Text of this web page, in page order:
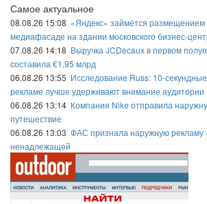
Самое актуальное
08.08.26 15:08 «Яндекс» займётся
медиафасаде на здании московского бизнес-
07.08.26 14:18 Выручка JCDecaux в первом
составила €1,95 млрд
06.08.26 13:55 Исследование Russ: 10-
рекламе лучше удерживают внимание аудитории
06.08.26 13:14 Компания Nike отправила
путешествие
06.08.26 13:03 ФАС признала наружную рекламу
ненадлежащей